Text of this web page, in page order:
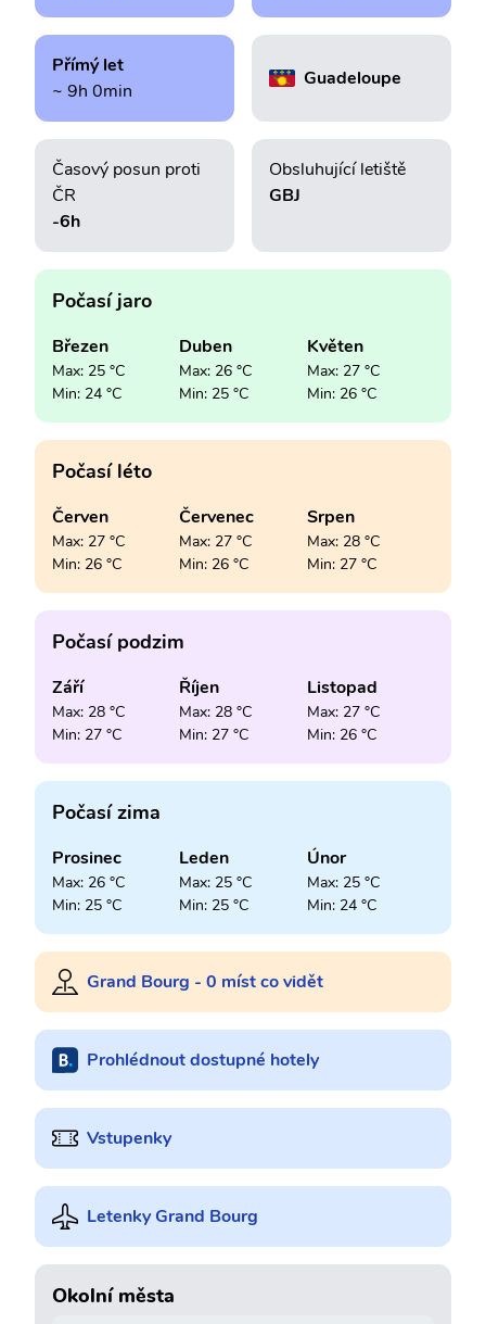
Přímý let
~ 9h 0min
Guadeloupe
Časový posun proti
ČR
-6h
Obsluhující letiště
GBJ
Počasí jaro
Březen
Max: 25 °C
Min: 24 °C
Duben
Max: 26 °C
Min: 25 °C
Květen
Max: 27 °C
Min: 26 °C
Počasí léto
Červen
Max: 27 °C
Min: 26 °C
Červenec
Max: 27 °C
Min: 26 °C
Srpen
Max: 28 °C
Min: 27 °C
Počasí podzim
Září
Max: 28 °C
Min: 27 °C
Říjen
Max: 28 °C
Min: 27 °C
Listopad
Max: 27 °C
Min: 26 °C
Počasí zima
Prosinec
Max: 26 °C
Min: 25 °C
Leden
Max: 25 °C
Min: 25 °C
Únor
Max: 25 °C
Min: 24 °C
Grand Bourg - 0 míst co vidět
Prohlédnout dostupné hotely
Vstupenky
Letenky Grand Bourg
Okolní města